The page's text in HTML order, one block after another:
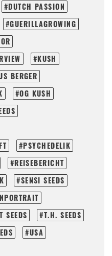
DUTCH PASSION
GUERILLAGROWING
KUSH
BERGER
OG KUSH
PSYCHEDELIK
REISEBERICHT
SENSI SEEDS
SEEDS
T.H. SEEDS
USA